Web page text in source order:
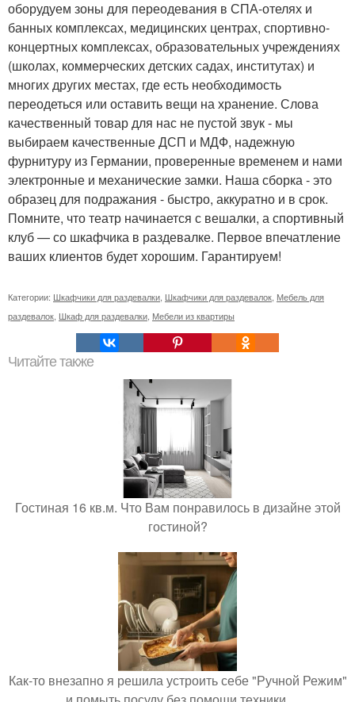
оборудуем зоны для переодевания в СПА-отелях и
банных комплексах, медицинских центрах, спортивно-
концертных комплексах, образовательных учреждениях
(школах, коммерческих детских садах, институтах) и
многих других местах, где есть необходимость
переодеться или оставить вещи на хранение. Слова
качественный товар для нас не пустой звук - мы
выбираем качественные ДСП и МДФ, надежную
фурнитуру из Германии, проверенные временем и нами
электронные и механические замки. Наша сборка - это
образец для подражания - быстро, аккуратно и в срок.
Помните, что театр начинается с вешалки, а спортивный
клуб — со шкафчика в раздевалке. Первое впечатление
ваших клиентов будет хорошим. Гарантируем!
Категории: Шкафчики для раздевалки Шкафчики для раздевалок Мебель для
раздевалок Шкаф для раздевалки Мебели из квартиры
Читайте также
Гостиная 16 кв.м. Что Вам понравилось в дизайне этой
гостиной?
Как-то внезапно я решила устроить себе "Ручной Режим"